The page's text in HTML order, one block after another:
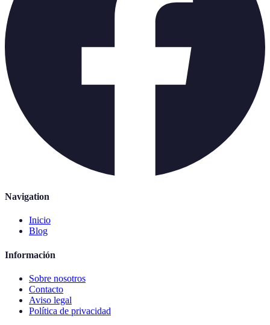
Navigation
Inicio
Blog
Información
Sobre nosotros
Contacto
Aviso legal
Política de privacidad